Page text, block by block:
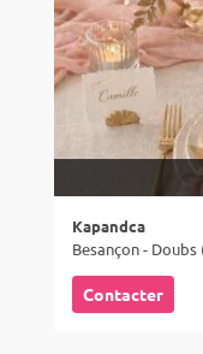
Kapandca
Besançon - Doubs
Contacter